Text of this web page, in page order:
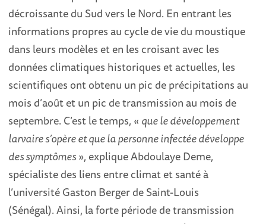
décroissante du Sud vers le Nord. En entrant les
informations propres au cycle de vie du moustique
dans leurs modèles et en les croisant avec les
données climatiques historiques et actuelles, les
scientifiques ont obtenu un pic de précipitations au
mois d’août et un pic de transmission au mois de
septembre. C’est le temps, « que le développement
larvaire s’opère et que la personne infectée développe
des symptômes», explique Abdoulaye Deme,
spécialiste des liens entre climat et santé à
l’université Gaston Berger de Saint-Louis
(Sénégal). Ainsi, la forte période de transmission